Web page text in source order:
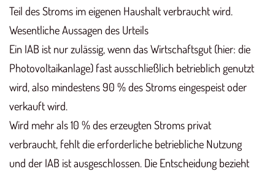
Teil des Stroms im eigenen Haushalt verbraucht wird.
Wesentliche Aussagen des Urteils
Ein IAB ist nur zulässig, wenn das Wirtschaftsgut (hier: die
Photovoltaikanlage) fast ausschließlich betrieblich genutzt
wird, also mindestens 90 % des Stroms eingespeist oder
verkauft wird.
Wird mehr als 10 % des erzeugten Stroms privat
verbraucht, fehlt die erforderliche betriebliche Nutzung
und der IAB ist ausgeschlossen. Die Entscheidung bezieht